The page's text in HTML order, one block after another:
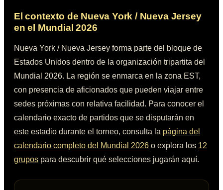
El contexto de Nueva York / Nueva Jersey
en el Mundial 2026
Nueva York / Nueva Jersey forma parte del bloque de
Estados Unidos dentro de la organización tripartita del
Mundial 2026. La región se enmarca en la zona EST,
con presencia de aficionados que pueden viajar entre
sedes próximas con relativa facilidad. Para conocer el
calendario exacto de partidos que se disputarán en
este estadio durante el torneo, consulta la página del
calendario completo del Mundial 2026 o explora los 12
grupos para descubrir qué selecciones jugarán aquí.